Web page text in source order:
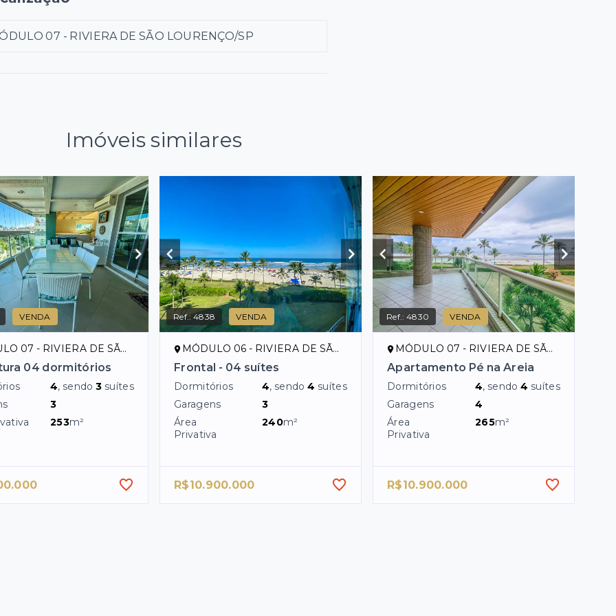
07 - RIVIERA DE SÃO LOURENÇO/SP
Imóveis similares
VENDA
- RIVIERA DE SÃO LOURENÇO/SP
04 dormitórios
4, sendo3 suítes
3
253m²
Ref.:4838 VENDA
MÓDULO 06 - RIVIERA DE SÃO LOURENÇO/SP
Frontal - 04 suítes
Dormitórios 4, sendo4 suítes
Garagens
3
Área
Privativa
240m²
R$10.900.000
Ref.:4830 VENDA
MÓDULO 07 - RIVIERA DE SÃO LOURENÇO/SP
Apartamento Pé na Areia
Dormitórios 4, sendo4 suítes
Garagens
4
Área
Privativa
265m²
R$10.900.000